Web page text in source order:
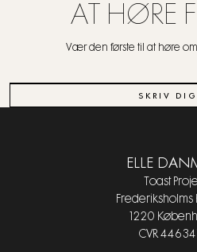
AT HØRE
Vær den første til at høre
SKRIV
ELLE
Toast
Frederiksholms
1220
CVR